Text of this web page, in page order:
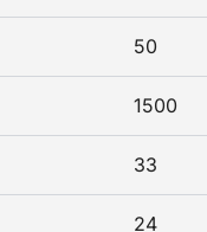
50
1500
33
24